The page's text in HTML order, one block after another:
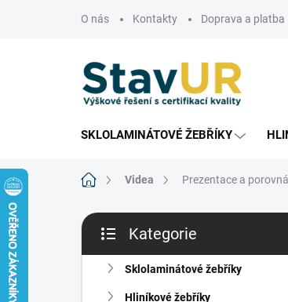
O nás Kontakty Doprava a platba
SKLOLAMINÁTOVÉ ŽEBŘÍKY
Domů Videa Prezentace a
P
s
kategorie
Kategorie
Sklolaminátové žebříky
Hliníkové žebříky